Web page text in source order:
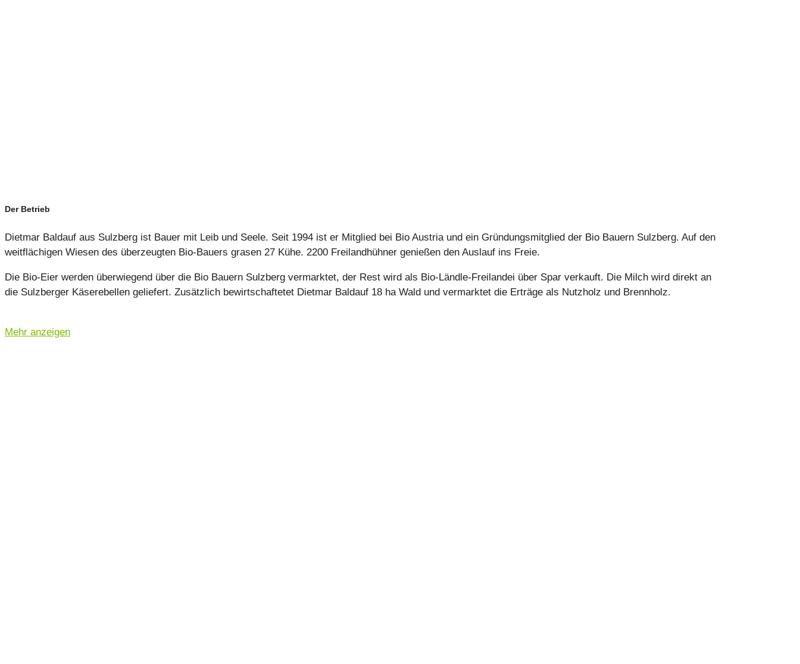
Der Betrieb
Dietmar Baldauf aus Sulzberg ist Bauer mit Leib und Seele. Seit 1994 ist er Mitglied bei Bio Austria und ein Gründungsmitglied der Bio Bauern Sulzberg. Auf den
weitflächigen Wiesen des überzeugten Bio-Bauers grasen 27 Kühe. 2200 Freilandhühner genießen den Auslauf ins Freie.
Die Bio-Eier werden überwiegend über die Bio Bauern Sulzberg vermarktet, der Rest wird als Bio-Ländle-Freilandei über Spar verkauft. Die Milch wird direkt an
die Sulzberger Käserebellen geliefert. Zusätzlich bewirtschaftetet Dietmar Baldauf 18 ha Wald und vermarktet die Erträge als Nutzholz und Brennholz.
Mehr anzeigen